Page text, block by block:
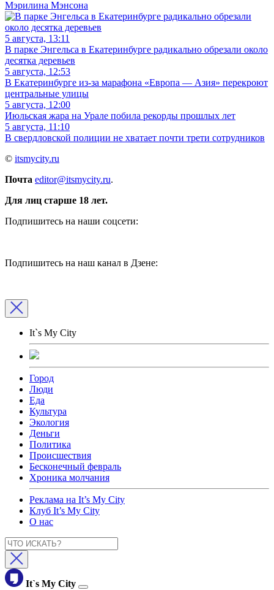
Мэрилина Мэнсона
5 августа, 13:11
В парке Энгельса в Екатеринбурге радикально обрезали около
десятка деревьев
5 августа, 12:53
В Екатеринбурге из-за марафона «Европа — Азия» перекроют
центральные улицы
5 августа, 12:00
Июльская жара на Урале побила рекорды прошлых лет
5 августа, 11:10
В свердловской полиции не хватает почти трети сотрудников
© itsmycity.ru
Почта editor@itsmycity.ru.
Для лиц старше 18 лет.
Подпишитесь на наши соцсети:
Подпишитесь на наш канал в Дзене:
It`s My City
Город
Люди
Еда
Культура
Экология
Деньги
Политика
Происшествия
Бесконечный февраль
Хроника молчания
Реклама на It’s My City
Клуб It’s My City
О нас
It`s My City